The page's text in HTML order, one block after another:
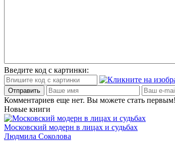
Введите код с картинки:
Отправить
Комментариев еще нет. Вы можете стать первым!
Новые книги
Московский модерн в лицах и судьбах
Людмила Соколова